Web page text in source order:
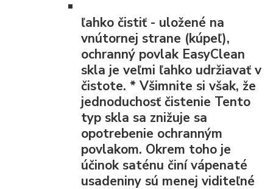
ľahko čistiť - uložené na
vnútornej strane (kúpeľ),
ochranný povlak EasyClean
skla je veľmi ľahko udržiavať v
čistote. *Všimnite si však, že
jednoduchosť čistenie Tento
typ skla sa znižuje sa
opotrebenie ochranným
povlakom. Okrem toho je
účinok saténu činí vápenaté
usadeniny sú menej viditeľné